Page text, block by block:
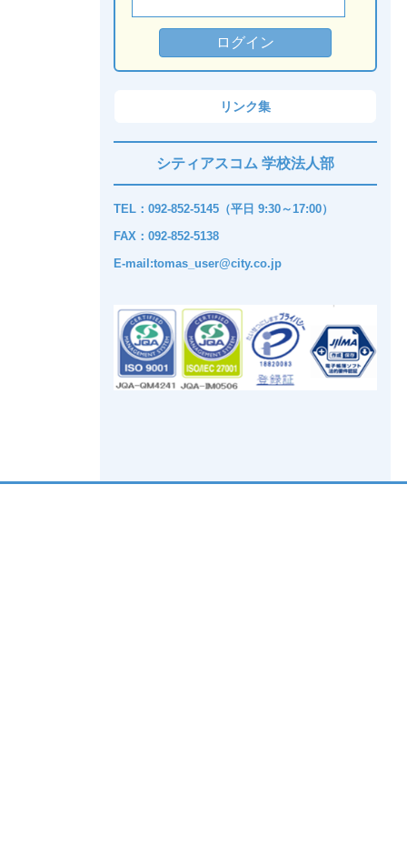
リンク集
シティアスコム 学校法人部
TEL：092-852-5145（平日 9:30～17:00）
FAX：092-852-5138
E-mail:tomas_user@city.co.jp